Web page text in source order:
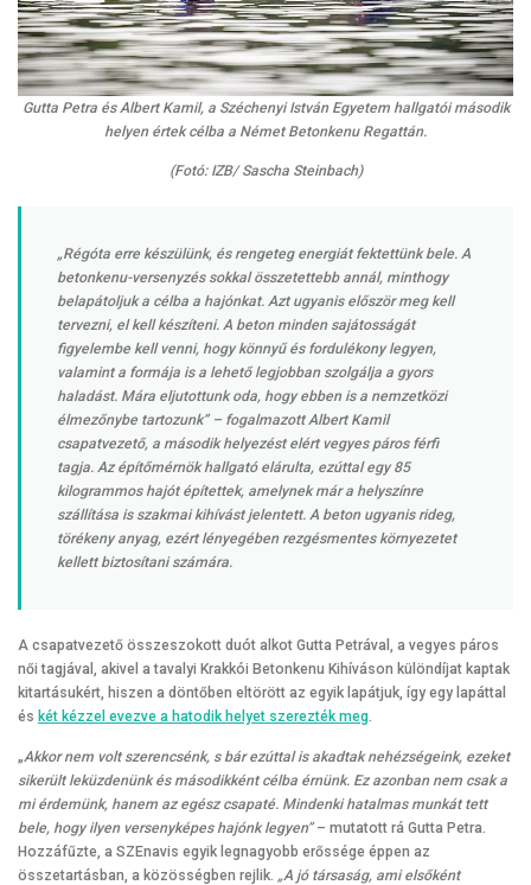
Gutta Petra és Albert Kamil, a Széchenyi István Egyetem hallgatói második
helyen értek célba a Német Betonkenu Regattán.
(Fotó: IZB/ Sascha Steinbach)
„Régóta erre készülünk, és rengeteg energiát fektettünk bele. A
betonkenu-versenyzés sokkal összetettebb annál, minthogy
belapátoljuk a célba a hajónkat. Azt ugyanis először meg kell
tervezni, el kell készíteni. A beton minden sajátosságát
figyelembe kell venni, hogy könnyű és fordulékony legyen,
valamint a formája is a lehető legjobban szolgálja a gyors
haladást. Mára eljutottunk oda, hogy ebben is a nemzetközi
élmezőnybe tartozunk” – fogalmazott Albert Kamil
csapatvezető, a második helyezést elért vegyes páros férfi
tagja. Az építőmérnök hallgató elárulta, ezúttal egy 85
kilogrammos hajót építettek, amelynek már a helyszínre
szállítása is szakmai kihívást jelentett. A beton ugyanis rideg,
törékeny anyag, ezért lényegében rezgésmentes környezetet
kellett biztosítani számára.
A csapatvezető összeszokott duót alkot Gutta Petrával, a vegyes páros
női tagjával, akivel a tavalyi Krakkói Betonkenu Kihíváson különdíjat kaptak
kitartásukért, hiszen a döntőben eltörött az egyik lapátjuk, így egy lapáttal
és két kézzel evezve a hatodik helyet szerezték meg.
„Akkor nem volt szerencsénk, s bár ezúttal is akadtak nehézségeink, ezeket
sikerült leküzdenünk és másodikként célba érnünk. Ez azonban nem csak a
mi érdemünk, hanem az egész csapaté. Mindenki hatalmas munkát tett
bele, hogy ilyen versenyképes hajónk legyen”– mutatott rá Gutta Petra.
Hozzáfűzte, a SZEnavis egyik legnagyobb erőssége éppen az
összetartásban, a közösségben rejlik. „A jó társaság, ami elsőként